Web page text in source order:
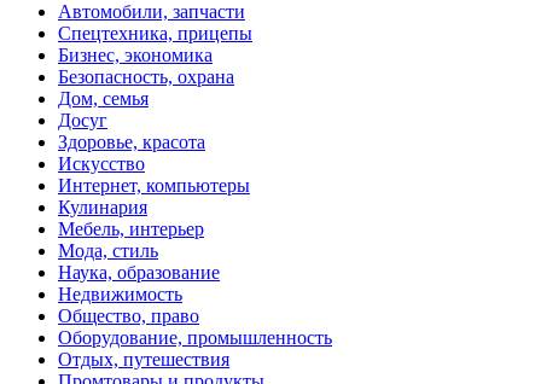
Автомобили, запчасти
Спецтехника, прицепы
Бизнес, экономика
Безопасность, охрана
Дом, семья
Досуг
Здоровье, красота
Искусство
Интернет, компьютеры
Кулинария
Мебель, интерьер
Мода, стиль
Наука, образование
Недвижимость
Общество, право
Оборудование, промышленность
Отдых, путешествия